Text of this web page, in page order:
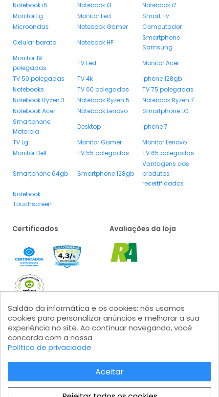
Notebook i5 Notebook i3
Notebook i7
Monitor Lg
Monitor Led
Smart Tv
Microondas
Notebook Gamer
Computador
Celular barato
Notebook HP
Smartphone
Samsung
Monitor 19
polegadas
TV Led
Monitor Acer
TV 50 polegadas
TV 4k
Iphone 128gb
Notebooks
TV 60 polegadas
TV 75 polegadas
Notebook Ryzen 3
Notebook Ryzen 5
Notebook Ryzen 7
Notebook Acer
Notebook Lenovo
Smartphone LG
Smartphone
Motorola
Desktop
Iphone 7
TV Lg
Monitor Gamer
Monitor Lenovo
Monitor Dell
TV 55 polegadas TV 65 polegadas
Smartphone 64gb Smartphone 128gb
Vantagens dos
produtos
recertificados
Notebook
Touchscreen
Certificados Avaliações da loja
Formas de pagamento
Saldão da informática e os cookies: nós usamos
cookies para personalizar anúncios e melhorar a sua
experiência no site. Ao continuar navegando, você
concorda com a nossa
Política de privacidade
Aceitar